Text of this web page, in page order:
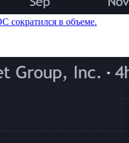
сократился в объеме.